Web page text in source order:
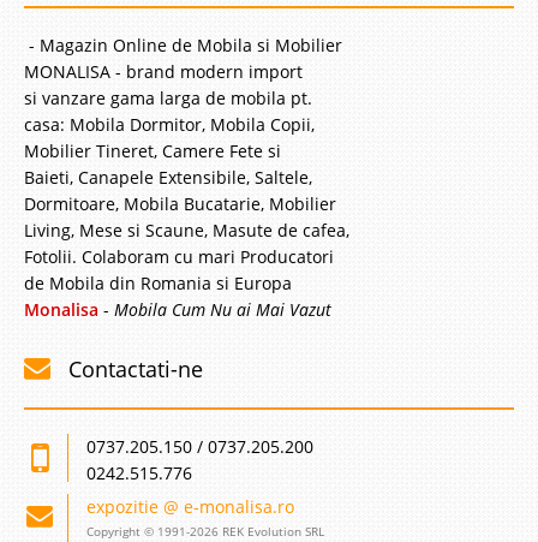
- Magazin Online de Mobila si Mobilier
MONALISA - brand modern import
si vanzare gama larga de mobila pt.
casa: Mobila Dormitor, Mobila Copii,
Mobilier Tineret, Camere Fete si
Baieti, Canapele Extensibile, Saltele,
Dormitoare, Mobila Bucatarie, Mobilier
Living, Mese si Scaune, Masute de cafea,
Fotolii. Colaboram cu mari Producatori
de Mobila din Romania si Europa
Monalisa - Mobila Cum Nu ai Mai Vazut
Contactati-ne
0737.205.150 / 0737.205.200
0242.515.776
expozitie @ e-monalisa.ro
Copyright © 1991-2026 REK Evolution SRL